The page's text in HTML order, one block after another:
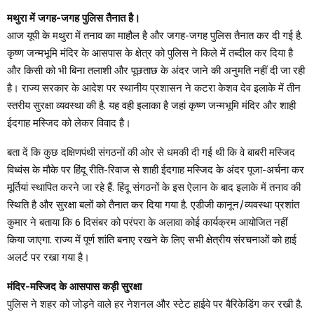
मथुरा में जगह-जगह पुलिस तैनात है।
आज यूपी के मथुरा में तनाव का माहौल है और जगह-जगह पुलिस तैनात कर दी गई है.
कृष्ण जन्मभूमि मंदिर के आसपास के क्षेत्र को पुलिस ने किले में तब्दील कर दिया है
और किसी को भी बिना तलाशी और पूछताछ के अंदर जाने की अनुमति नहीं दी जा रही
है। राज्य सरकार के आदेश पर स्थानीय प्रशासन ने कटरा केशव देव इलाके में तीन
स्तरीय सुरक्षा व्यवस्था की है. यह वही इलाका है जहां कृष्ण जन्मभूमि मंदिर और शाही
ईदगाह मस्जिद को लेकर विवाद है।
बता दें कि कुछ दक्षिणपंथी संगठनों की ओर से धमकी दी गई थी कि वे बाबरी मस्जिद
विध्वंस के मौके पर हिंदू रीति-रिवाज से शाही ईदगाह मस्जिद के अंदर पूजा-अर्चना कर
मूर्तियां स्थापित करने जा रहे हैं. हिंदू संगठनों के इस ऐलान के बाद इलाके में तनाव की
स्थिति है और सुरक्षा बलों को तैनात कर दिया गया है. एडीजी कानून/व्यवस्था प्रशांत
कुमार ने बताया कि 6 दिसंबर को परंपरा के अलावा कोई कार्यक्रम आयोजित नहीं
किया जाएगा. राज्य में पूर्ण शांति बनाए रखने के लिए सभी क्षेत्रीय संरचनाओं को हाई
अलर्ट पर रखा गया है।
मंदिर-मस्जिद के आसपास कड़ी सुरक्षा
पुलिस ने शहर को जोड़ने वाले हर नेशनल और स्टेट हाईवे पर बैरिकेडिंग कर रखी है.